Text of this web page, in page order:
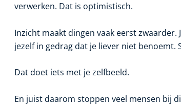
verwerken. Dat is optimistisch.
Inzicht maakt dingen vaak eerst
jezelf in gedrag dat je liever niet benoemt.
Dat doet iets met je zelfbeeld.
En juist daarom stoppen veel mensen bij